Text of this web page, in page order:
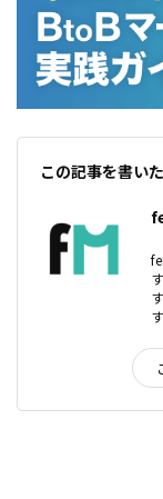
この記事を書い